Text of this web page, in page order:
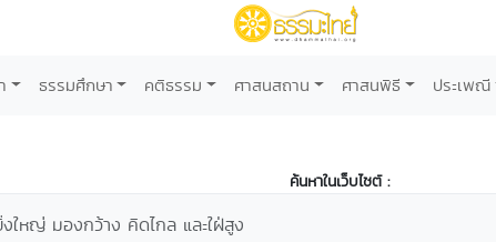
ธรรมศึกษา คติธรรม ศาสนสถาน ศาสนพิธี ประเพณี
ค้นหาในเว็บไซต์ :
ใหญ่ มองกว้าง คิดไกล และใฝ่สูง